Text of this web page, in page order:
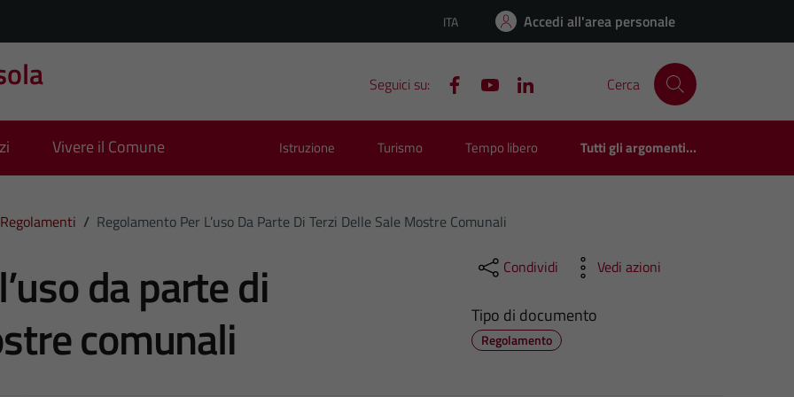
Lingua attiva:
ITA Accedi all'area personale
Seguici su: Cerca
Vivere il Comune Istruzione Turismo Tempo libero Tutti gli argomenti...
Regolamenti / Regolamento Per L’uso Da Parte Di Terzi Delle Sale Mostre Comunali
da parte di
comunali
Condividi Vedi azioni
Tipo di documento
Regolamento